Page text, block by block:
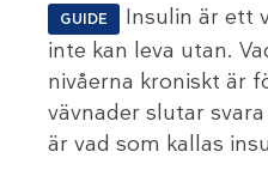
GUIDE
Insulin är ett
inte kan leva utan.
nivåerna kroniskt är
vävnader slutar
är vad som kallas